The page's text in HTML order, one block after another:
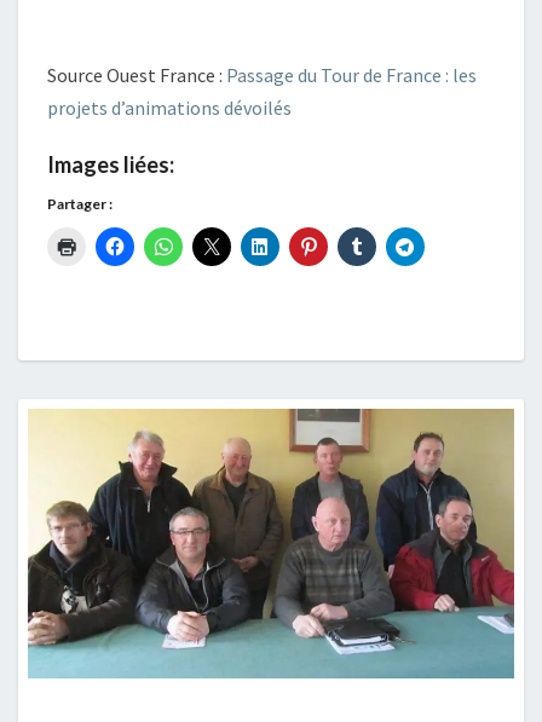
Source Ouest France : Passage du Tour de France : les
projets d’animations dévoilés
Images liées:
Partager :